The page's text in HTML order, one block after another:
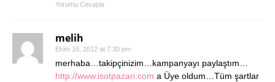
Yorumu Cevapla
melih
Ekim 16, 2012 at 7:30 pm
merhaba…takipçinizim…kampanyayı paylaştım…
http://www.isotpazari.com a Üye oldum…Tüm şartlar